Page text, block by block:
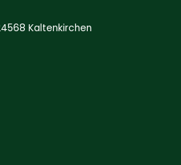
Kaltenkirchen